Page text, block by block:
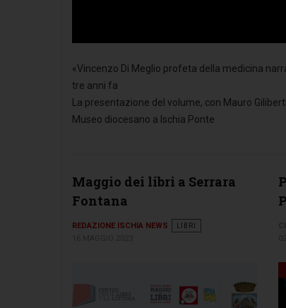
«Vincenzo Di Meglio profeta della medicina
tre anni fa
La presentazione del volume, con Mauro
Museo diocesano a Ischia Ponte
Maggio dei libri a Serrara
Fontana
REDAZIONE ISCHIA NEWS
LIBRI